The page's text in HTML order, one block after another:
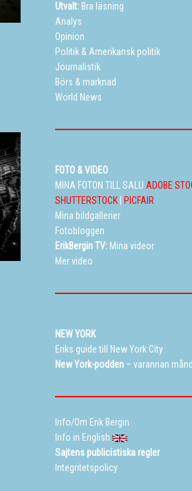
Utvalt: Bra läsning
Analys
Opinion
Politik & Amerikansk politik
Journalistik
Börs & marknad
World News
FOTO & VIDEO
MINA FOTON TILL SALU ADOBE
SHUTTERSTOCK
PICFAIR
Mina bildgallerier
Fotobloggen
ErikBergin TV: Mina videor
Mer video
NEW YORK
Eriks guide till New York City
New York-podden – varannan
Info/Om Erik Bergin
Info in English
Sajtens publicistiska regler
Integritetspolicy